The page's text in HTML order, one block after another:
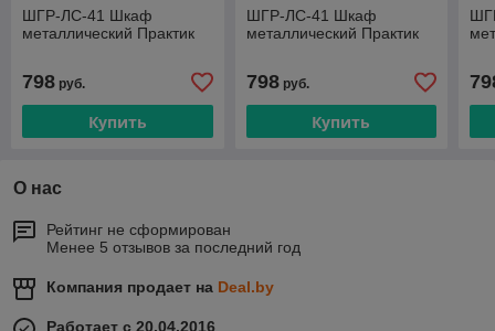
ШГР-ЛС-41 Шкаф
металлический Практик
798 руб.
Купить
ШГР-ЛС-41 Шкаф
металлический Практик
798руб.
Купить
О нас
Рейтинг не сформирован
Менее 5 отзывов за последний год
Компания продает на Deal.by
Работает с 20.04.2016